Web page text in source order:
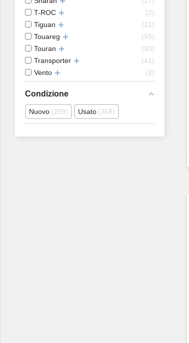
T-ROC
2
Tiguan
21
Touareg
55
Touran
30
Transporter
41
Vento
2
Condizione
Nuovo 259 Usato 368